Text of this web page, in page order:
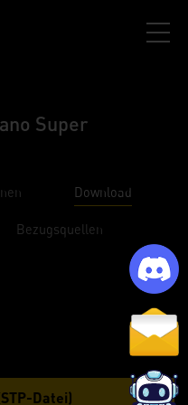
Super
Download
Bezugsquellen
Datei)